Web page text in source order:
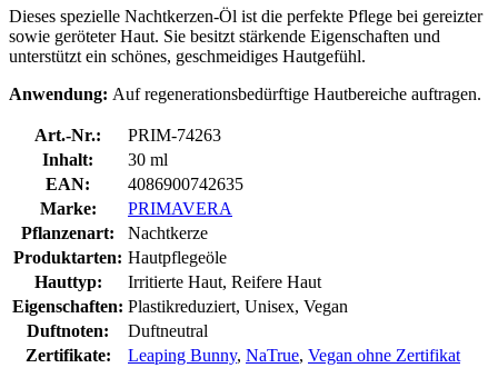
Dieses spezielle Nachtkerzen-Öl ist die perfekte Pflege bei gereizter
sowie geröteter Haut. Sie besitzt stärkende Eigenschaften und
unterstützt ein schönes, geschmeidiges Hautgefühl.
Anwendung: Auf regenerationsbedürftige Hautbereiche auftragen.
Art.-Nr.:
PRIM-74263
Inhalt:
30 ml
EAN:
4086900742635
Marke:
PRIMAVERA
Pflanzenart:
Nachtkerze
Produktarten: Hautpflegeöle
Hauttyp:
Irritierte Haut, Reifere Haut
Eigenschaften: Plastikreduziert, Unisex, Vegan
Duftnoten:
Duftneutral
Zertifikate:
Leaping Bunny, NaTrue, Vegan ohne Zertifikat